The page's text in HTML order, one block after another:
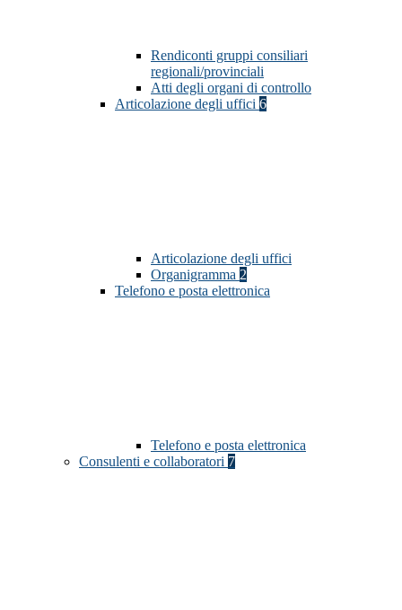
Rendiconti gruppi consiliari
regionali/provinciali
Atti degli organi di controllo
Articolazione degli uffici 6
Articolazione degli uffici
Organigramma 2
Telefono e posta elettronica
Telefono e posta elettronica
Consulenti e collaboratori 7